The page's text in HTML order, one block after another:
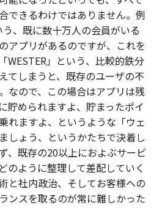
できるわけではありません。例
、既に数十万人の会員がいる
アプリがあるのですが、これを
WESTER」という、比較的鉄分
てしまうと、既存のユーザの不
なので、この場合はアプリは残
貯められますよ、貯まったポイ
れますよ、というような「ウェ
しょう、というかたちで決着し
、既存の20以上におよぶサービ
のように整理して差配していく
と社内政治、そしてお客様への
ンスを取るのが常に難しかった